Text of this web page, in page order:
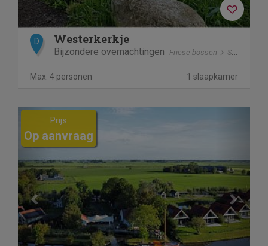
D Westerkerkje
Bijzondere overnachtingen Friese bossen Steggerda
Max. 4 personen 1 slaapkamer
Previous
Prijs
Op aanvraag